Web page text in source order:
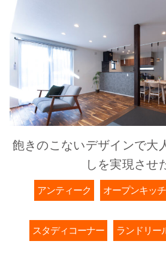
飽きのこないデザインで大
しを実現させ
アンティーク オープンキッ
スタディコーナー ランドリー